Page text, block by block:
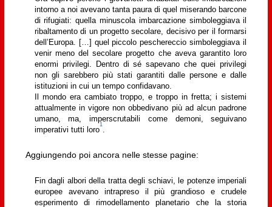
intorno a noi avevano tanta paura di quel miserando barcone
di rifugiati: quella minuscola imbarcazione simboleggiava il
ribaltamento di un progetto secolare, decisivo per il formarsi
dell’Europa. […] quel piccolo peschereccio simboleggiava il
venir meno del secolare progetto che aveva garantito loro
enormi privilegi. Dentro di sé sapevano che quei privilegi
non gli sarebbero più stati garantiti dalle persone e dalle
istituzioni in cui un tempo confidavano.
Il mondo era cambiato troppo, e troppo in fretta; i sistemi
attualmente in vigore non obbedivano più ad alcun padrone
umano, ma, imperscrutabili come demoni, seguivano
imperativi tutti loro
1
.
Aggiungendo poi ancora nelle stesse pagine:
Fin dagli albori della tratta degli schiavi, le potenze imperiali
europee avevano intrapreso il più grandioso e crudele
esperimento di rimodellamento planetario che la storia